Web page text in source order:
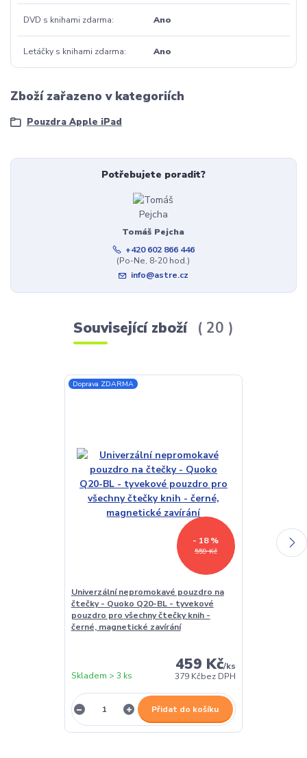
DVD s knihami zdarma Ano
Letáčky s knihami zdarma Ano
Zboží zařazeno v kategoriích
Pouzdra Apple iPad
Potřebujete poradit?
Tomáš Pejcha
+420 602 866 446
(Po-Ne, 8-20 hod.)
info@astre.cz
Související zboží 20
Doprava ZDARMA
559 Kč
- 18 %
Univerzální nepromokavé pouzdro na
čtečky - Quoko Q20-BL - tyvekové
pouzdro pro všechny čtečky knih -
černé, magnetické zavírání
459 Kč/ks
379 Kčbez DPH
Skladem > 3 ks
Přidat do košíku